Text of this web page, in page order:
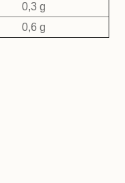
0,3 g
0,6 g